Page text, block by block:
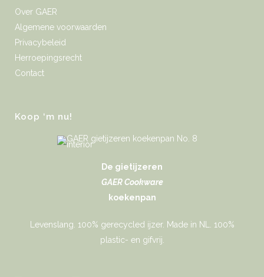
Over GAER
Algemene voorwaarden
Privacybeleid
Herroepingsrecht
Contact
Koop ‘m nu!
De gietijzeren
GAER Cookware
koekenpan
Levenslang. 100% gerecycled ijzer. Made in NL. 100%
plastic- en gifvrij.